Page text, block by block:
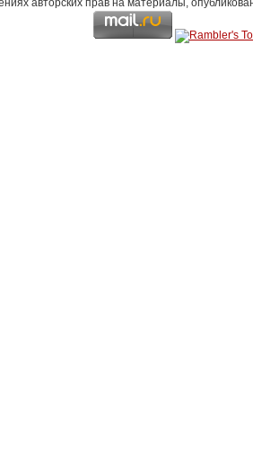
авторских прав на материалы,